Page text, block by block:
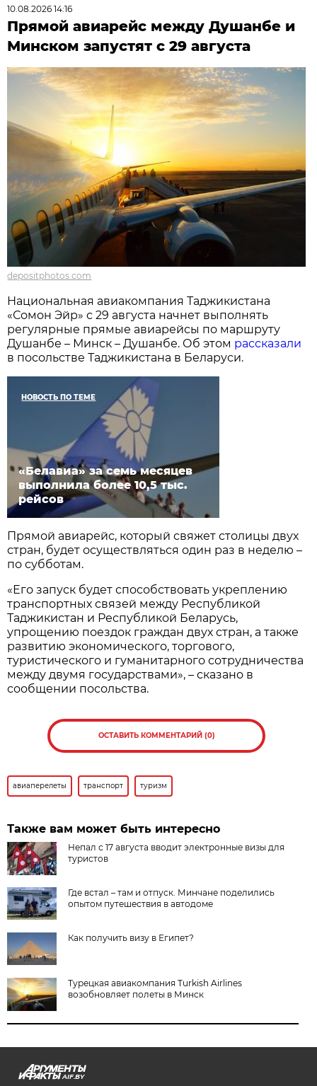
10.08.2026 14:16
Прямой авиарейс между Душанбе и
Минском запустят с 29 августа
depositphotos.com
Национальная авиакомпания Таджикистана
«Сомон Эйр» с 29 августа начнет выполнять
регулярные прямые авиарейсы по маршруту
Душанбе – Минск – Душанбе. Об этом рассказали
в посольстве Таджикистана в Беларуси.
НОВОСТЬ ПО ТЕМЕ
«Белавиа» за семь месяцев
выполнила более 10,5 тыс.
рейсов
Прямой авиарейс, который свяжет столицы двух
стран, будет осуществляться один раз в неделю –
по субботам.
«Его запуск будет способствовать укреплению
транспортных связей между Республикой
Таджикистан и Республикой Беларусь,
упрощению поездок граждан двух стран, а также
развитию экономического, торгового,
туристического и гуманитарного сотрудничества
между двумя государствами», – сказано в
сообщении посольства.
ОСТАВИТЬ КОММЕНТАРИЙ (0)
авиаперелеты транспорт туризм
Также вам может быть интересно
Непал с 17 августа вводит электронные визы для
туристов
Где встал – там и отпуск. Минчане поделились
опытом путешествия в автодоме
Как получить визу в Египет?
Турецкая авиакомпания Turkish Airlines
возобновляет полеты в Минск
AIF.BY